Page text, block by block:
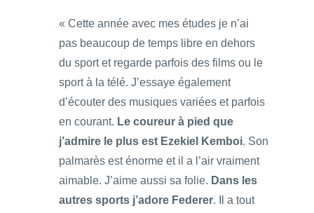
« Cette année avec mes études je n’ai
pas beaucoup de temps libre en dehors
du sport et regarde parfois des films ou le
sport à la télé. J’essaye également
d’écouter des musiques variées et parfois
en courant. Le coureur à pied que
j’admire le plus est Ezekiel Kemboi. Son
palmarès est énorme et il a l’air vraiment
aimable. J’aime aussi sa folie. Dans les
autres sports j’adore Federer. Il a tout